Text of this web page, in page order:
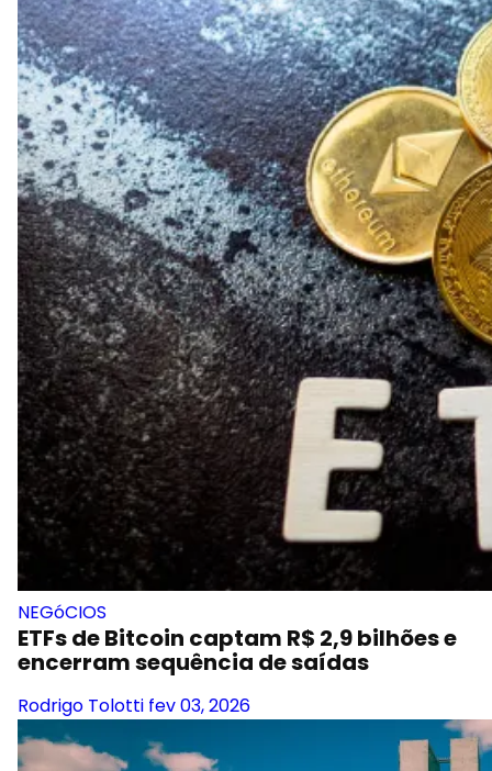
NEGóCIOS
ETFs de Bitcoin captam R$ 2,9 bilhões e
encerram sequência de saídas
Rodrigo Tolotti fev 03, 2026